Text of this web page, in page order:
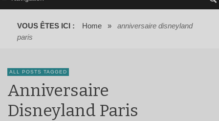
VOUS ÊTES ICI : Home »
anniversaire disneyland
paris
ALL POSTS TAGGED
Anniversaire
Disneyland Paris